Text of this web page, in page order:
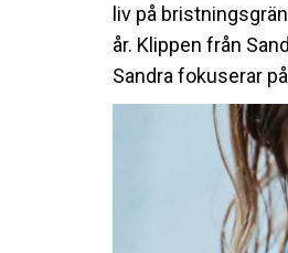
liv på
år. Klippen från
Sandra fokuserar